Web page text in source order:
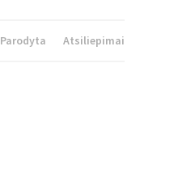
Parodyta Atsiliepimai